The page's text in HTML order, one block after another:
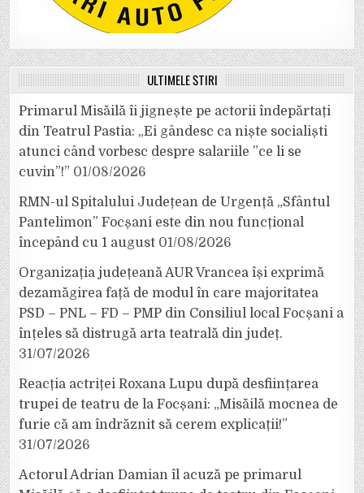
ULTIMELE ȘTIRI
Primarul Misăilă îi jignește pe actorii îndepărtați
din Teatrul Pastia: „Ei gândesc ca niște socialiști
atunci când vorbesc despre salariile ”ce li se
cuvin”!” 01/08/2026
RMN-ul Spitalului Județean de Urgență „Sfântul
Pantelimon” Focșani este din nou funcțional
începând cu 1 august 01/08/2026
Organizația județeană AUR Vrancea își exprimă
dezamăgirea față de modul în care majoritatea
PSD – PNL – FD – PMP din Consiliul local Focșani a
înțeles să distrugă arta teatrală din județ.
31/07/2026
Reacția actriței Roxana Lupu după desființarea
trupei de teatru de la Focșani: „Misăilă mocnea de
furie că am îndrăznit să cerem explicații!”
31/07/2026
Actorul Adrian Damian îl acuză pe primarul